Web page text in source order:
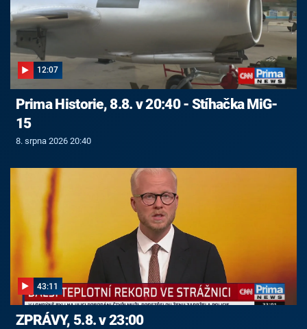
12:07
Prima Historie, 8.8. v 20:40 - Stíhačka MiG-
15
8. srpna 2026 20:40
43:11
ZPRÁVY, 5.8. v 23:00